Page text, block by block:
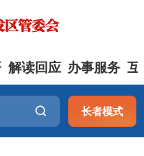
解读回应 办事服务 互
长者模式